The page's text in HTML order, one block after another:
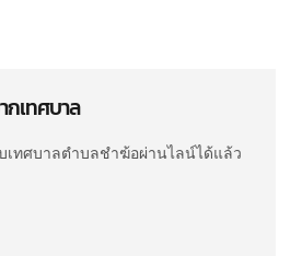
กเทศบาล
ทศบาลตำบลชำฆ้อผ่านไลน์ได้แล้ว